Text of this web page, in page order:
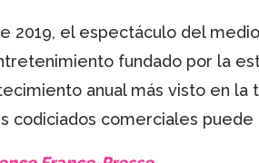
2019, el espectáculo del
fundado por la
anual más visto en
codiciados comerciales